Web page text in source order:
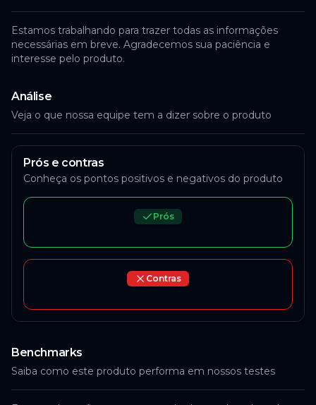
R$ 926,35 à vista
ou R$ 1.079,58 em 12x de R$ 89,97
AliExpress
R$ 938,88 à vista
Estamos trabalhando para trazer todas as informações
necessárias em breve. Agradecemos sua paciência e
interesse pelo produto.
Análise
Veja o que nossa equipe tem a dizer sobre o produto
Prós e contras
Conheça os pontos positivos e negativos do produto
Prós
Contras
Benchmarks
Saiba como este produto performa em nossos testes